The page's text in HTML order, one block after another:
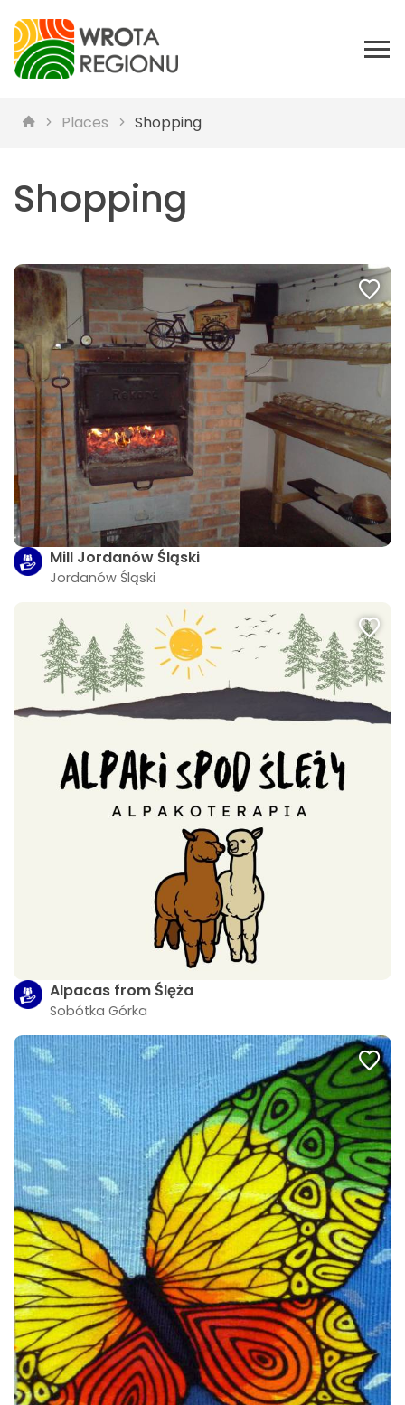
Places Shopping
Shopping
Mill Jordanów Śląski
Jordanów Śląski
Alpacas from Ślęża
Sobótka Górka